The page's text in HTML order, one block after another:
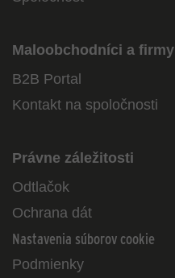
Maloobchodníci a firmy
B2B Portal
Kontakt na spoločnosti
Právne záležitosti
Odtlačok
Ochrana dát
Nastavenia súborov cookie
Podmienky